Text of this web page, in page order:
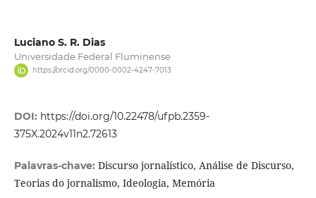
Luciano S. R. Dias
Universidade Federal Fluminense
https://orcid.org/0000-0002-4247-7013
DOI: https://doi.org/10.22478/ufpb.2359-
375X.2024v11n2.72613
Palavras-chave: Discurso jornalístico, Análise de Discurso,
Teorias do jornalismo, Ideologia, Memória